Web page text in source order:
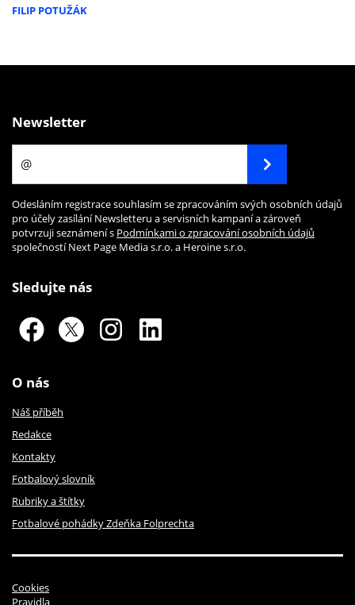
FILIP POTUŽÁK
Newsletter
Odesláním registrace souhlasím se zpracováním svých osobních údajů
pro účely zasílání Newsletteru a servisních kampaní a zároveň
potvrzuji seznámení s Podmínkami o zpracování osobních údajů
společností Next Page Media s.r.o. a Heroine s.r.o.
Sledujte nás
O nás
Náš příběh
Redakce
Kontakty
Fotbalový slovník
Rubriky a štítky
Fotbalové pohádky Zdeňka Folprechta
Cookies
Pravidla